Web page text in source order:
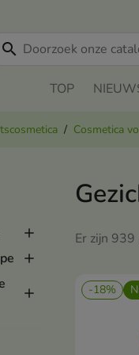
search
TOP
Cosmetica
Er zijn
-18%